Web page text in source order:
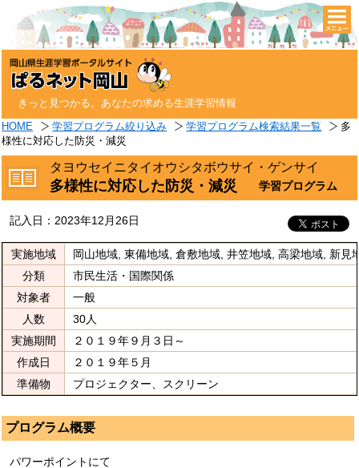
きっと見つかる。あなたの求める生涯学習情報
HOME 学習プログラム絞り込み 学習プログラム検索結果一覧
多
様性に対応した防災・減災
タヨウセイニタイオウシタボウサイ・ゲンサイ
多様性に対応した防災・減災 学習プログラム
記入日：2023年12月26日
実施地域
岡山地域, 東備地域, 倉敷地域, 井笠地域, 高梁地域, 新
分類
市民生活・国際関係
対象者
一般
人数
30人
実施期間
２０１９年９月３日～
作成日
２０１９年５月
準備物
プロジェクター、スクリーン
プログラム概要
パワーポイントにて